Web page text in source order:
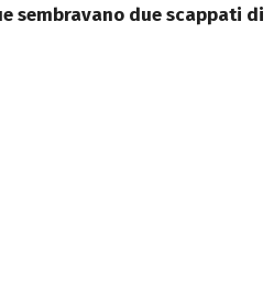
sembravano due scappati di